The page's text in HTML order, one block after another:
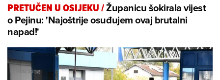
PRETUČEN U OSIJEKU/Županicu šokirala vijest
o Pejinu: 'Najoštrije osuđujem ovaj brutalni
napad!'